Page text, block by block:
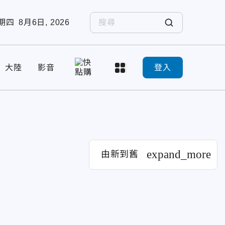
四 8月6日, 2026
大陸 影音 登入
由新到舊 expand_more